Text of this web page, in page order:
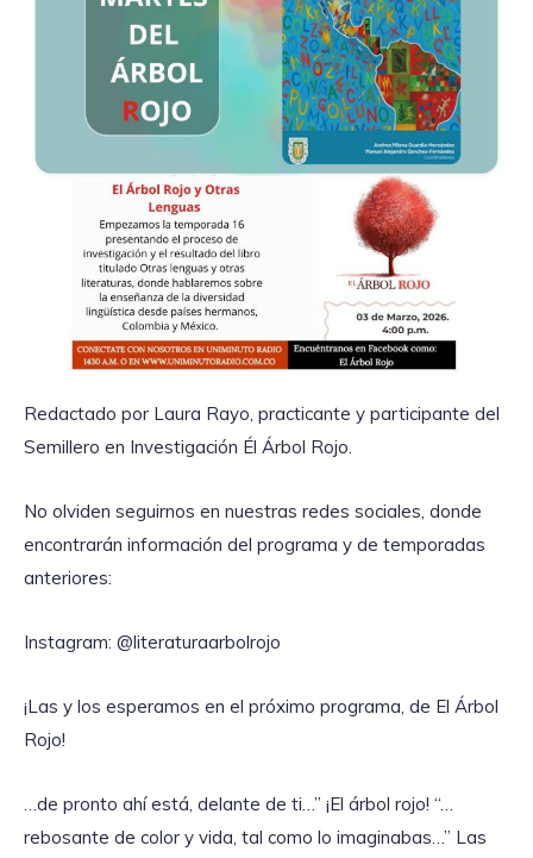
Redactado por Laura Rayo, practicante y participante del
Semillero en Investigación Él Árbol Rojo.
No olviden seguirnos en nuestras redes sociales, donde
encontrarán información del programa y de temporadas
anteriores:
Instagram: @literaturaarbolrojo
¡Las y los esperamos en el próximo programa, de El Árbol
Rojo!
…de pronto ahí está, delante de ti…” ¡El árbol rojo! “…
rebosante de color y vida, tal como lo imaginabas…” Las